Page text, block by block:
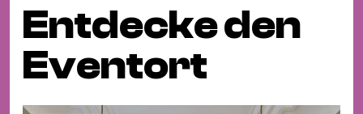
Entdecke den
Eventort